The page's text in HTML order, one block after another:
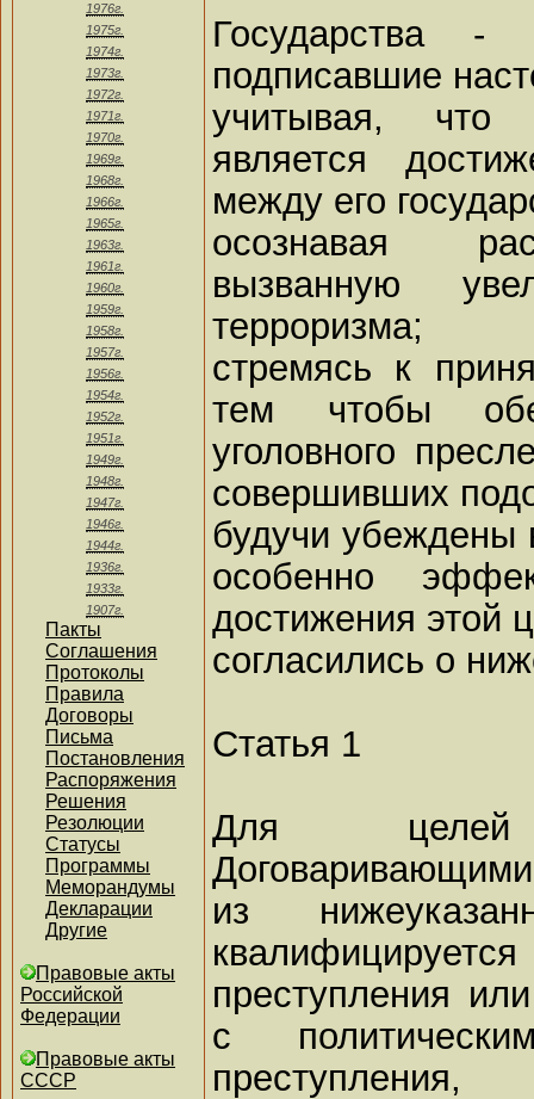
1976г.
1975г.
1974г.
1973г.
1972г.
1971г.
1970г.
1969г.
1968г.
1966г.
1965г.
1963г.
1961г.
1960г.
1959г.
1958г.
1957г.
1956г.
1954г.
1952г.
1951г.
1949г.
1948г.
1947г.
1946г.
1944г.
1936г.
1933г.
1907г.
Пакты
Соглашения
Протоколы
Правила
Договоры
Письма
Постановления
Распоряжения
Решения
Резолюции
Статусы
Программы
Меморандумы
Декларации
Другие
Правовые акты
Российской
Федерации
Правовые акты
СССР
Государства
подписавшие
учитывая,
является
между его
осознавая
вызванную
терроризма;
стремясь к
тем чтобы
уголовного
совершивших
будучи убеждены
особенно
достижения этой
согласились о
Статья 1
Для
из
преступления
с